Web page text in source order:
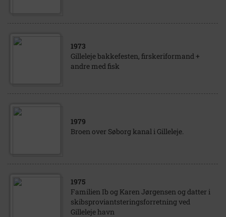
1973
Gilleleje bakkefesten, firskeriformand +
andre med fisk
1979
Broen over Søborg kanal i Gilleleje.
1975
Familien Ib og Karen Jørgensen og datter i
skibsproviantsteringsforretning ved
Gilleleje havn